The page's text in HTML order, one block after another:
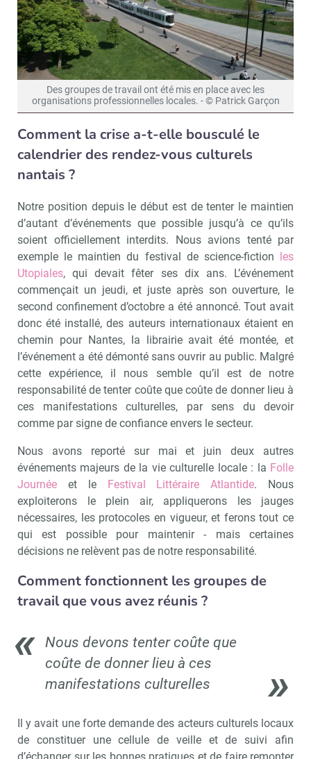
Des groupes de travail ont été mis en place avec les
organisations professionnelles locales. - © Patrick Garçon
Comment la crise a-t-elle bousculé le
calendrier des rendez-vous culturels
nantais ?
Notre position depuis le début est de tenter le maintien
d’autant d’événements que possible jusqu’à ce qu’ils
soient officiellement interdits. Nous avions tenté par
exemple le maintien du festival de science-fiction les
Utopiales, qui devait fêter ses dix ans. L’événement
commençait un jeudi, et juste après son ouverture, le
second confinement d’octobre a été annoncé. Tout avait
donc été installé, des auteurs internationaux étaient en
chemin pour Nantes, la librairie avait été montée, et
l’événement a été démonté sans ouvrir au public. Malgré
cette expérience, il nous semble qu’il est de notre
responsabilité de tenter coûte que coûte de donner lieu à
ces manifestations culturelles, par sens du devoir
comme par signe de confiance envers le secteur.
Nous avons reporté sur mai et juin deux autres
événements majeurs de la vie culturelle locale : la Folle
Journée et le Festival Littéraire Atlantide. Nous
exploiterons le plein air, appliquerons les jauges
nécessaires, les protocoles en vigueur, et ferons tout ce
qui est possible pour maintenir - mais certaines
décisions ne relèvent pas de notre responsabilité.
Comment fonctionnent les groupes de
travail que vous avez réunis ?
Nous devons tenter coûte que
coûte de donner lieu à ces
manifestations culturelles
Il y avait une forte demande des acteurs culturels locaux
de constituer une cellule de veille et de suivi afin